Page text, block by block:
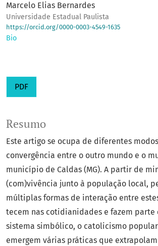
Marcelo Elias Bernardes
Universidade Estadual Paulista
https://orcid.org/0000-0003-4549-1635
Bio
PDF
Resumo
Este artigo se ocupa de diferentes
convergência entre o outro mundo e o
município de Caldas (MG). A partir de
(com)vivência junto à população local,
múltiplas formas de interação entre
tecem nas cotidianidades e fazem parte
sistema simbólico, o catolicismo
emergem várias práticas que